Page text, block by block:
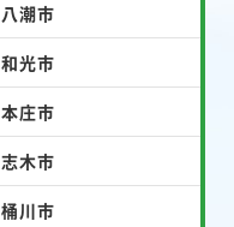
八潮市
和光市
本庄市
志木市
桶川市